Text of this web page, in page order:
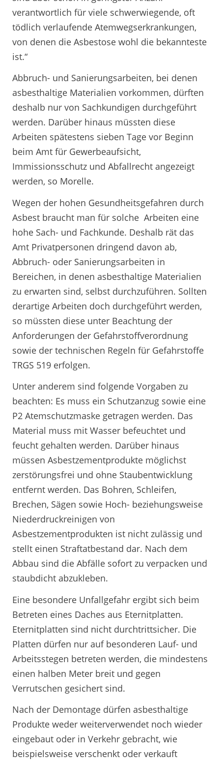
verantwortlich für viele schwerwiegende, oft
tödlich verlaufende Atemwegserkrankungen,
von denen die Asbestose wohl die bekannteste
ist.“
Abbruch- und Sanierungsarbeiten, bei denen
asbesthaltige Materialien vorkommen, dürften
deshalb nur von Sachkundigen durchgeführt
werden. Darüber hinaus müssten diese
Arbeiten spätestens sieben Tage vor Beginn
beim Amt für Gewerbeaufsicht,
Immissionsschutz und Abfallrecht angezeigt
werden, so Morelle.
Wegen der hohen Gesundheitsgefahren durch
Asbest braucht man für solche Arbeiten eine
hohe Sach- und Fachkunde. Deshalb rät das
Amt Privatpersonen dringend davon ab,
Abbruch- oder Sanierungsarbeiten in
Bereichen, in denen asbesthaltige Materialien
zu erwarten sind, selbst durchzuführen. Sollten
derartige Arbeiten doch durchgeführt werden,
so müssten diese unter Beachtung der
Anforderungen der Gefahrstoffverordnung
sowie der technischen Regeln für Gefahrstoffe
TRGS 519 erfolgen.
Unter anderem sind folgende Vorgaben zu
beachten: Es muss ein Schutzanzug sowie eine
P2 Atemschutzmaske getragen werden. Das
Material muss mit Wasser befeuchtet und
feucht gehalten werden. Darüber hinaus
müssen Asbestzementprodukte möglichst
zerstörungsfrei und ohne Staubentwicklung
entfernt werden. Das Bohren, Schleifen,
Brechen, Sägen sowie Hoch- beziehungsweise
Niederdruckreinigen von
Asbestzementprodukten ist nicht zulässig und
stellt einen Straftatbestand dar. Nach dem
Abbau sind die Abfälle sofort zu verpacken und
staubdicht abzukleben.
Eine besondere Unfallgefahr ergibt sich beim
Betreten eines Daches aus Eternitplatten.
Eternitplatten sind nicht durchtrittsicher. Die
Platten dürfen nur auf besonderen Lauf- und
Arbeitsstegen betreten werden, die mindestens
einen halben Meter breit und gegen
Verrutschen gesichert sind.
Nach der Demontage dürfen asbesthaltige
Produkte weder weiterverwendet noch wieder
eingebaut oder in Verkehr gebracht, wie
beispielsweise verschenkt oder verkauft